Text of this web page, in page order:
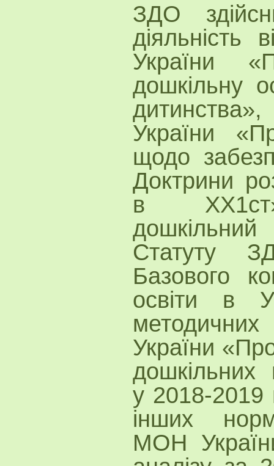
ЗДО
діяльність
України
дошкільну
України
щодо
Доктрини
в
Статуту
Базового
освіти в
України
дошкільних
у 2018-2019
інших
МОН